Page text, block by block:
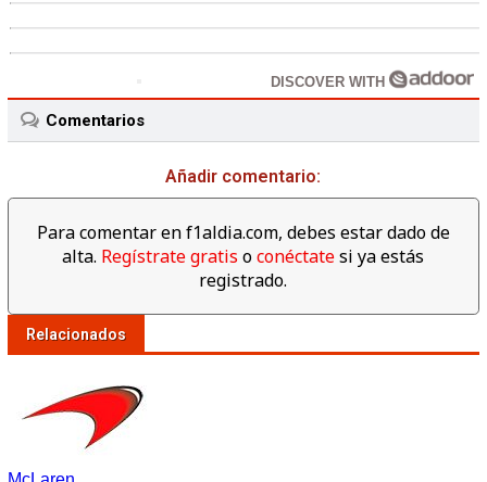
DISCOVER WITH
Comentarios
Añadir comentario:
Para comentar en f1aldia.com, debes estar dado de
alta. Regístrate gratis oconéctatesi ya estás
registrado.
Relacionados